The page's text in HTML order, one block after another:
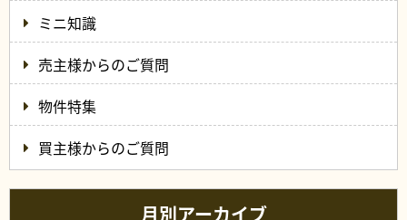
ミニ知識
売主様からのご質問
物件特集
買主様からのご質問
月別アーカイブ